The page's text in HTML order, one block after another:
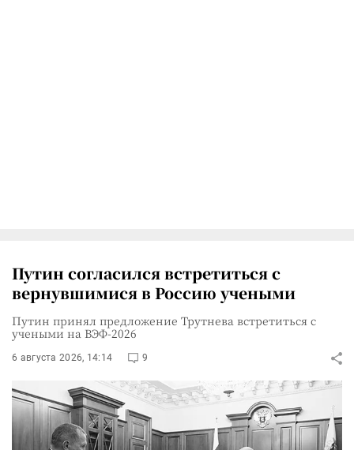
Путин согласился встретиться с
вернувшимися в Россию учеными
Путин принял предложение Трутнева встретиться с
учеными на ВЭФ-2026
6 августа 2026, 14:14 9